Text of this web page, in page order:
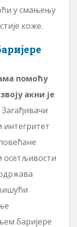
у смањењу
коже.
помоћу
акни је
Загађивачи
интегритет
осетљивости
баријере